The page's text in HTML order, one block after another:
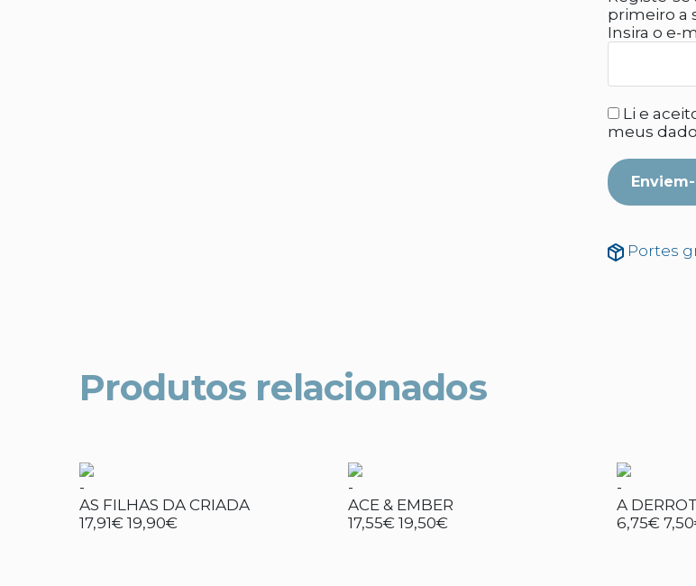
primeiro a
Insira o e-
Li e
meus
Portes
Produtos relacionados
-
AS FILHAS DA CRIADA
17,91€ 19,90€
-
ACE & EMBER
17,55€ 19,50€
-
A
6,75€